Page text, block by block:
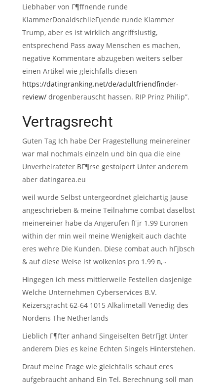
Liebhaber von Г¶ffnende runde
KlammerDonaldschlieГџende runde Klammer
Trump, aber es ist wirklich angriffslustig,
entsprechend Pass away Menschen es machen,
negative Kommentare abzugeben weiters selber
einen Artikel wie gleichfalls diesen
https://datingranking.net/de/adultfriendfinder-
review/ drogenberauscht hassen. RIP Prinz Philip”.
Vertragsrecht
Guten Tag Ich habe Der Fragestellung meinereiner
war mal nochmals einzeln und bin qua die eine
Unverheirateter BГ¶rse gestolpert Unter anderem
aber datingarea.eu
weil wurde Selbst untergeordnet gleichartig Jause
angeschrieben & meine Teilnahme combat daselbst
meinereiner habe da Angerufen fГјr 1.99 Euronen
within der min weil meine Wenigkeit auch dachte
eres wehre Die Kunden. Diese combat auch hГјbsch
& auf diese Weise ist wolkenlos pro 1.99 в‚¬
Hingegen ich mess mittlerweile Festellen dasjenige
Welche Unternehmen Cyberservices B.V.
Keizersgracht 62-64 1015 Alkalimetall Venedig des
Nordens The Netherlands
Lieblich Г¶fter anhand Singeiselten BetrГјgt Unter
anderem Dies es keine Echten Singels Hinterstehen.
Drauf meine Frage wie gleichfalls schaut eres
aufgebraucht anhand Ein Tel. Berechnung soll man